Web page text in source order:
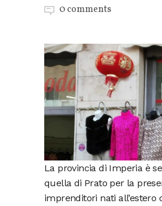
0 comments
La provincia di Imperia è
quella di Prato per la
imprenditori nati all’estero